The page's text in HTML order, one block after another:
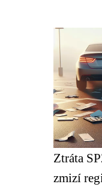
Ztráta
zmizí